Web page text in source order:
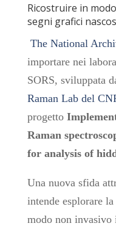
Ricostruire in
segni grafici
The National
importare nei
SORS, sviluppata
Raman Lab del
progetto
Raman
for analysis of
Una nuova sfida
intende esplorare
modo non